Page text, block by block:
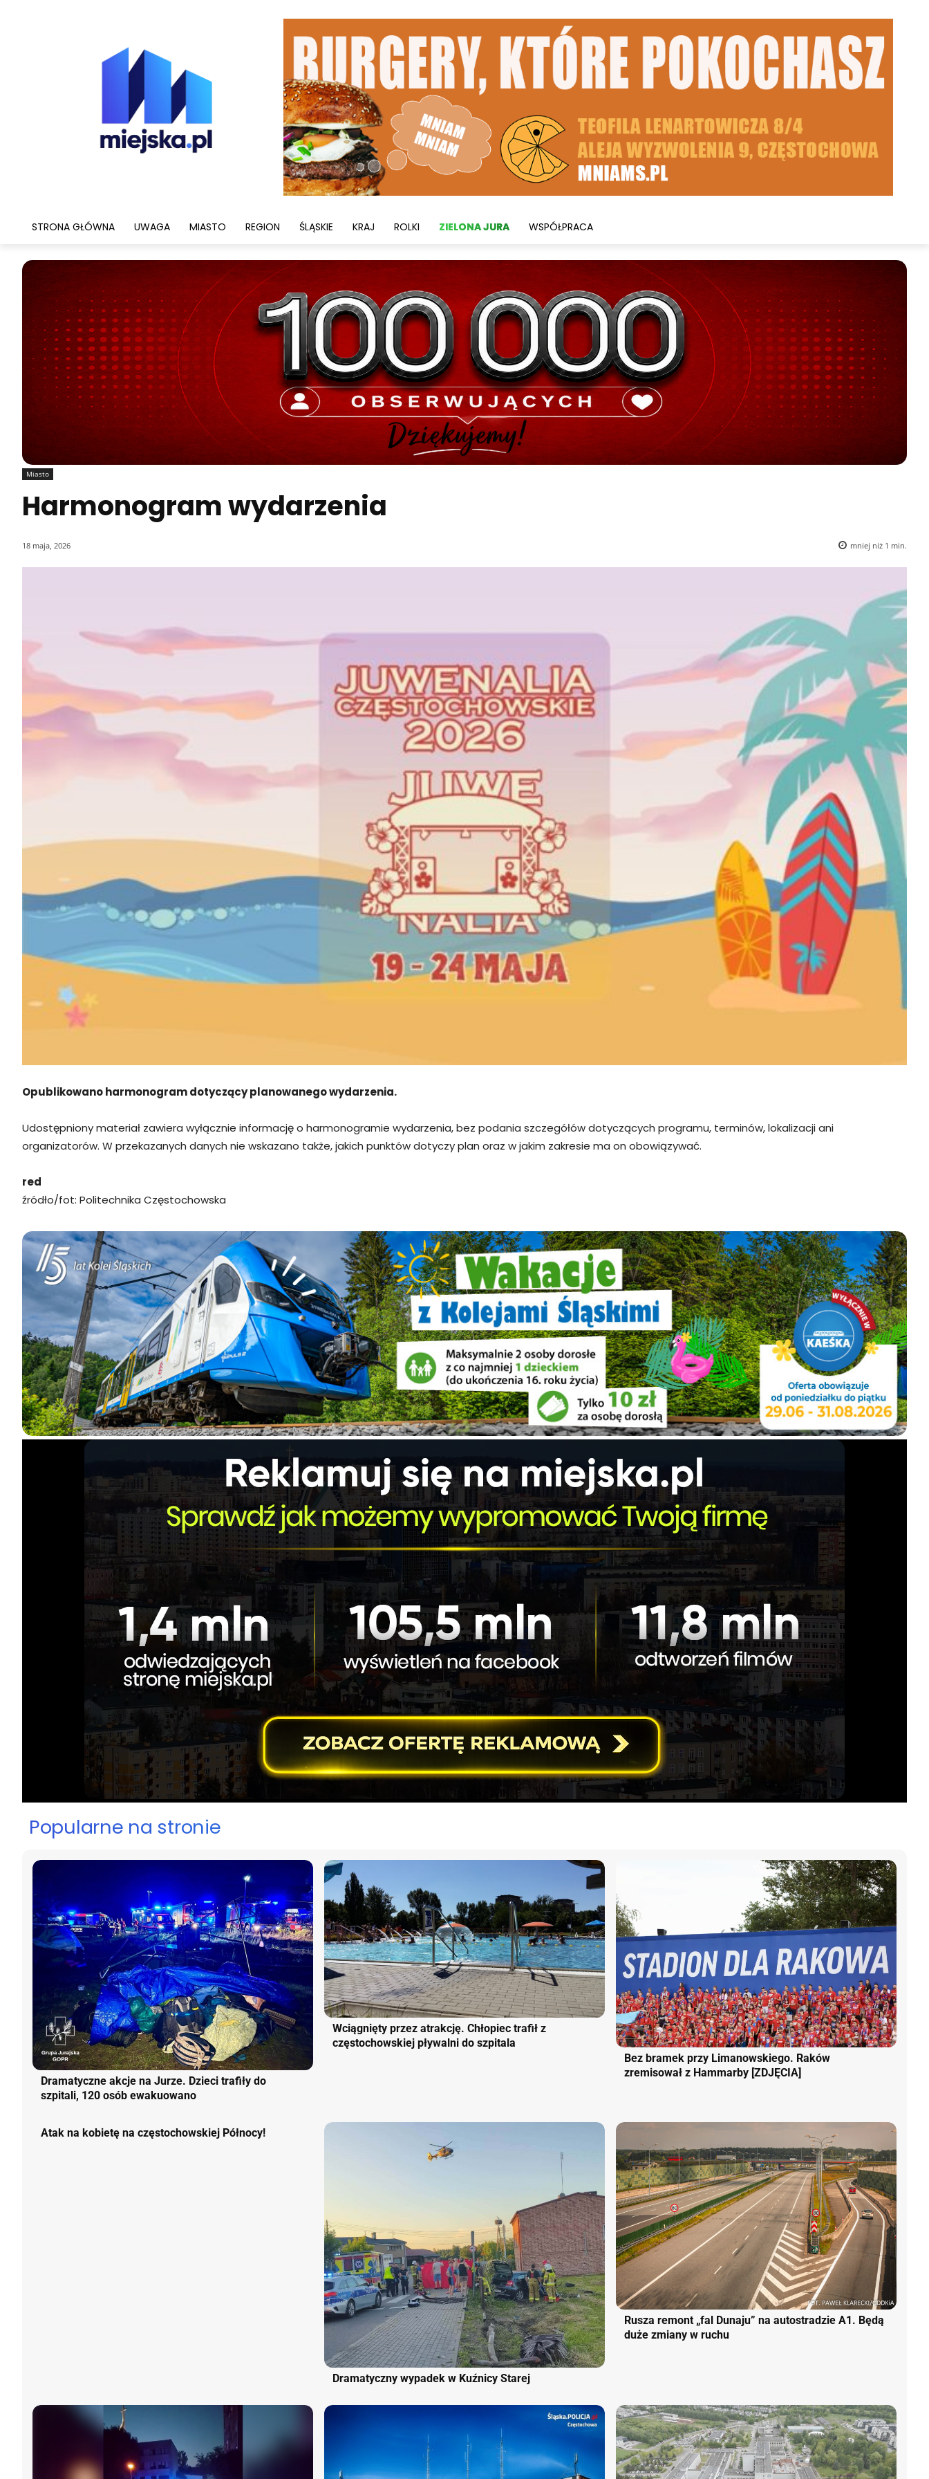
STRONA GŁÓWNA UWAGA MIASTO REGION ŚLĄSKIE KRAJ ROLKI ZIELONA JURA WSPÓŁPRACA
Miasto
Harmonogram wydarzenia
18 maja, 2026 mniej niż 1 min.
Opublikowano harmonogram dotyczący planowanego wydarzenia.
Udostępniony materiał zawiera wyłącznie informację o harmonogramie wydarzenia, bez podania szczegółów dotyczących programu, terminów, lokalizacji ani
organizatorów. W przekazanych danych nie wskazano także, jakich punktów dotyczy plan oraz w jakim zakresie ma on obowiązywać.
red
źródło/fot: Politechnika Częstochowska
Popularne na stronie
Dramatyczne akcje na Jurze. Dzieci trafiły do
szpitali, 120 osób ewakuowano
Wciągnięty przez atrakcję. Chłopiec trafił z
częstochowskiej pływalni do szpitala
Bez bramek przy Limanowskiego. Raków
zremisował z Hammarby [ZDJĘCIA]
Atak na kobietę na częstochowskiej Północy!
Dramatyczny wypadek w Kuźnicy Starej
Rusza remont „fal Dunaju” na autostradzie A1. Będą
duże zmiany w ruchu